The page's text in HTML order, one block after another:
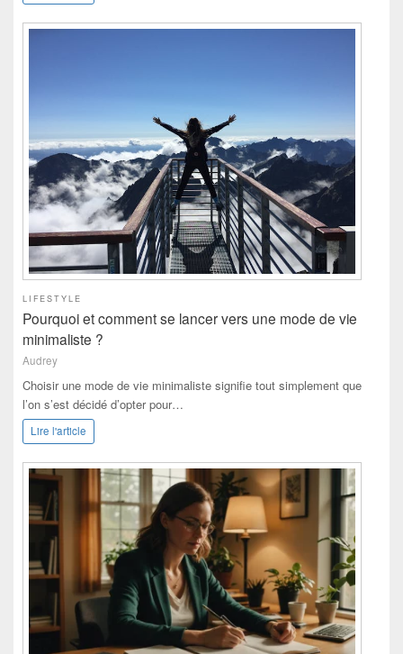
LIFESTYLE
Pourquoi et comment se lancer vers une mode de vie
minimaliste ?
Audrey
Choisir une mode de vie minimaliste signifie tout simplement que
l’on s’est décidé d’opter pour…
Lire l'article